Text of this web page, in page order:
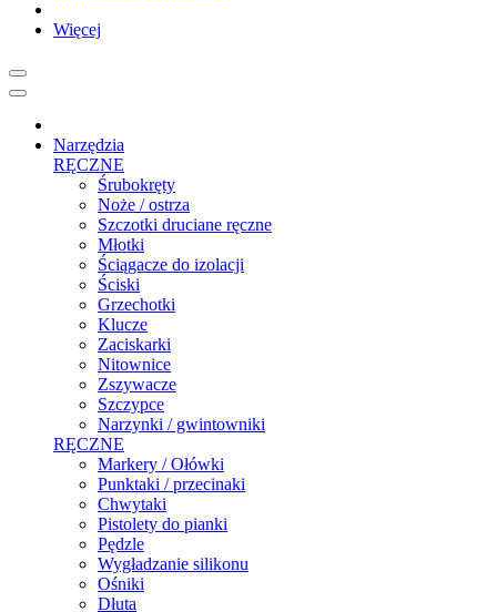
Więcej
Narzędzia
RĘCZNE
Śrubokręty
Noże / ostrza
Szczotki druciane ręczne
Młotki
Ściągacze do izolacji
Ściski
Grzechotki
Klucze
Zaciskarki
Nitownice
Zszywacze
Szczypce
Narzynki / gwintowniki
RĘCZNE
Markery / Ołówki
Punktaki / przecinaki
Chwytaki
Pistolety do pianki
Pędzle
Wygładzanie silikonu
Ośniki
Dłuta